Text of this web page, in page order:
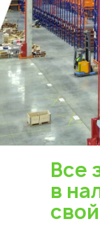
Все
в